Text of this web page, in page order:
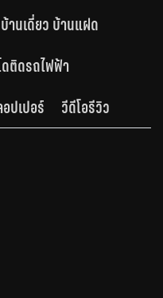
บ้านเดี่ยว บ้านแฝด
ติดรถไฟฟ้า
ปเปอร์ วีดีโอรีวิว